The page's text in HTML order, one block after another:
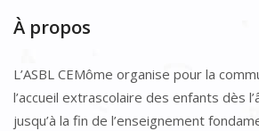
À propos
L’ASBL CEMôme organise pour la
l’accueil extrascolaire des enfants dès
jusqu’à la fin de l’enseignement